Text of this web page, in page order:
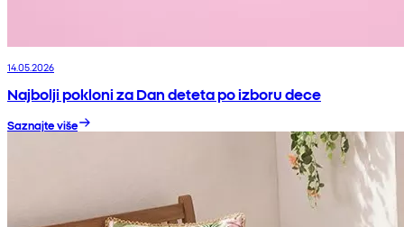
14.05.2026
Najbolji pokloni za Dan deteta po izboru dece
Saznajte više